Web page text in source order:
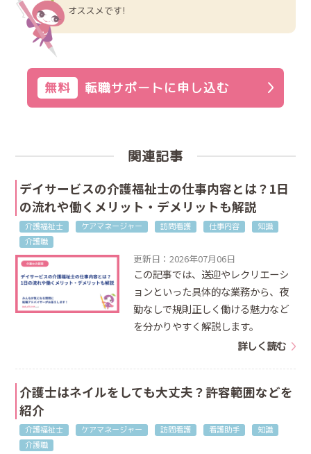
オススメです!
無料 転職サポートに申し込む
関連記事
デイサービスの介護福祉士の仕事内容とは？1日
の流れや働くメリット・デメリットも解説
介護福祉士 ケアマネージャー 訪問看護 仕事内容
知識
介護職
更新日：2026年07月06日
この記事では、送迎やレクリエーシ
ョンといった具体的な業務から、夜
勤なしで規則正しく働ける魅力など
を分かりやすく解説します。
詳しく読む
介護士はネイルをしても大丈夫？許容範囲などを
紹介
介護福祉士 ケアマネージャー 訪問看護 看護助手
知識
介護職